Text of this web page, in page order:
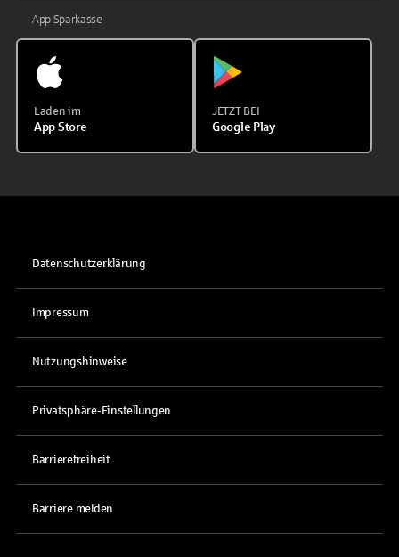
App Sparkasse
Laden im
App Store
JETZT BEI
Google Play
Datenschutzerklärung
Impressum
Nutzungshinweise
Privatsphäre-Einstellungen
Barrierefreiheit
Barriere melden